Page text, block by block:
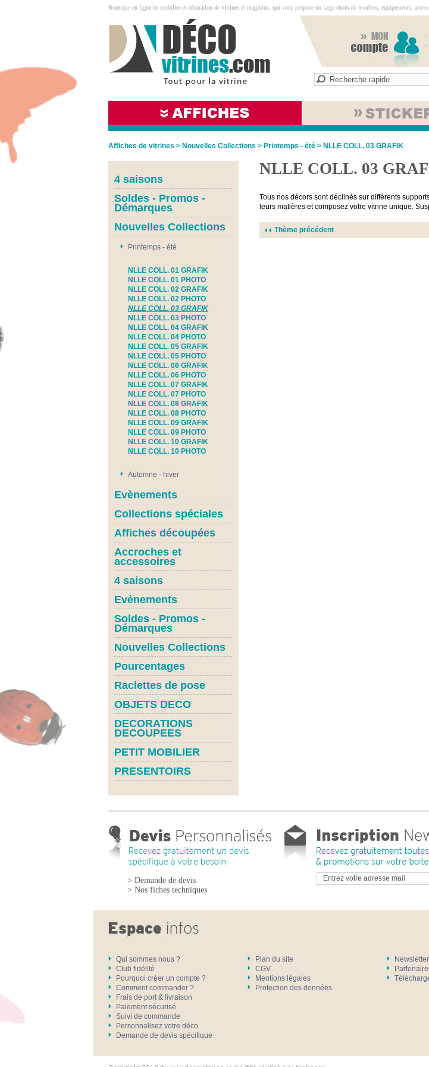
Boutique en ligne de mobilier et décoration de vitrines et magasins, qui vous propose un large choix de meubles, équipements,
>
>
Affiches de vitrines > Nouvelles Collections > Printemps - été > NLLE COLL. 03 GRAFIK
4 saisons
Soldes - Promos -
Démarques
Nouvelles Collections
Printemps - été
NLLE COLL. 01 GRAFIK
NLLE COLL. 01 PHOTO
NLLE COLL. 02 GRAFIK
NLLE COLL. 02 PHOTO
NLLE COLL. 03 GRAFIK
NLLE COLL. 03 PHOTO
NLLE COLL. 04 GRAFIK
NLLE COLL. 04 PHOTO
NLLE COLL. 05 GRAFIK
NLLE COLL. 05 PHOTO
NLLE COLL. 06 GRAFIK
NLLE COLL. 06 PHOTO
NLLE COLL. 07 GRAFIK
NLLE COLL. 07 PHOTO
NLLE COLL. 08 GRAFIK
NLLE COLL. 08 PHOTO
NLLE COLL. 09 GRAFIK
NLLE COLL. 09 PHOTO
NLLE COLL. 10 GRAFIK
NLLE COLL. 10 PHOTO
Automne - hiver
Evènements
Collections spéciales
Affiches découpées
Accroches et
accessoires
4 saisons
Evènements
Soldes - Promos -
Démarques
Nouvelles Collections
Pourcentages
Raclettes de pose
OBJETS DECO
DECORATIONS
DECOUPEES
PETIT MOBILIER
PRESENTOIRS
NLLE COLL. 03
Tous nos décors sont déclinés sur différents
leurs matières et composez votre vitrine unique.
Thème précédent
> Demande de devis
> Nos fiches techniques
Qui sommes nous ?
Club fidélité
Pourquoi créer un compte ?
Comment commander ?
Frais de port & livraison
Paiement sécurisé
Suivi de commande
Personnalisez votre déco
Demande de devis spécifique
Plan du site
CGV
Mentions légales
Protection des données
Newsletter